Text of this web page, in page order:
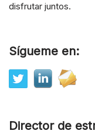
disfrutar juntos.
Sígueme en:
Director de